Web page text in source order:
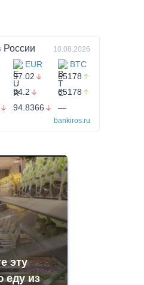
России 10.08.2026
EUR BTC
97.02 65178
94.2 65178
94.8366 —
bankiros.ru
эту
еду из